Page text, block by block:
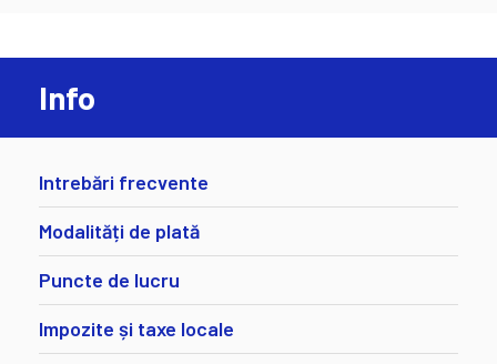
Info
Intrebări frecvente
Modalități de plată
Puncte de lucru
Impozite și taxe locale